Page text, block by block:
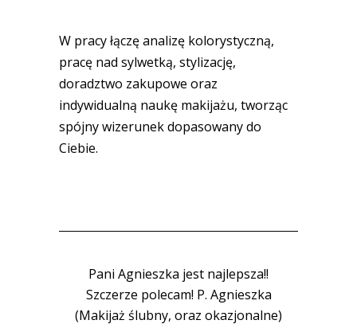
W pracy łączę analizę kolorystyczną,
pracę nad sylwetką, stylizację,
doradztwo zakupowe oraz
indywidualną naukę makijażu, tworząc
spójny wizerunek dopasowany do
Ciebie.
Pani Agnieszka jest najlepsza!!
Szczerze polecam! P. Agnieszka
(Makijaż ślubny, oraz okazjonalne)